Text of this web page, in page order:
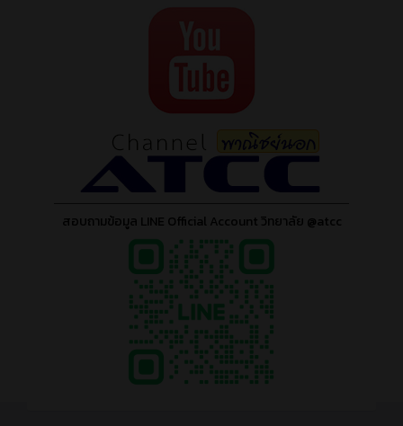
สอบถามข้อมูล LINE Official Account วิทยาลัย @atcc